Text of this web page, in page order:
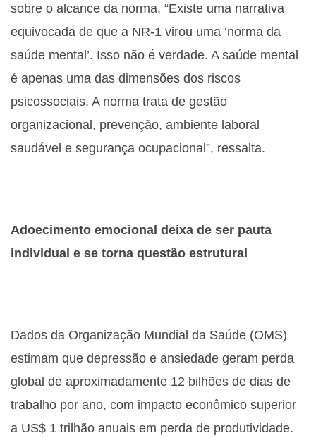
sobre o alcance da norma. “Existe uma narrativa
equivocada de que a NR-1 virou uma ‘norma da
saúde mental’. Isso não é verdade. A saúde mental
é apenas uma das dimensões dos riscos
psicossociais. A norma trata de gestão
organizacional, prevenção, ambiente laboral
saudável e segurança ocupacional”, ressalta.
Adoecimento emocional deixa de ser pauta
individual e se torna questão estrutural
Dados da Organização Mundial da Saúde (OMS)
estimam que depressão e ansiedade geram perda
global de aproximadamente 12 bilhões de dias de
trabalho por ano, com impacto econômico superior
a US$ 1 trilhão anuais em perda de produtividade.